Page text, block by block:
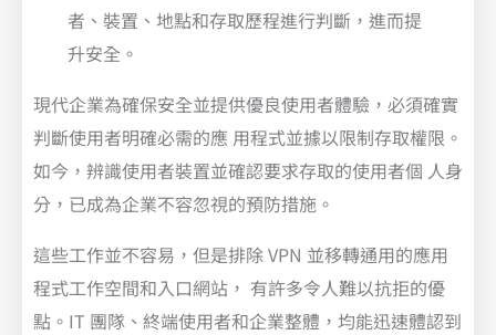
者、裝置、地點和存取歷程進行判斷，進而提
升安全。
現代企業為確保安全並提供優良使用者體驗，必須確實
判斷使用者明確必需的應 用程式並據以限制存取權限。
如今，辨識使用者裝置並確認要求存取的使用者個 人身
分，已成為企業不容忽視的預防措施。
這些工作並不容易，但是排除 VPN 並移轉通用的應用
程式工作空間和入口網站， 有許多令人難以抗拒的優
點。IT 團隊、終端使用者和企業整體，均能迅速體認到